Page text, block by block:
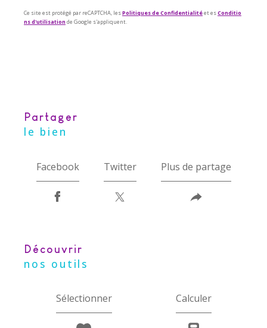
Ce site est protégé par reCAPTCHA, lesPolitiques de Confidentialitéet esConditio
ns d'utilisation de Google s'appliquent.
partager
le bien
Facebook Twitter Plus de partage
découvrir
nos outils
Sélectionner Calculer